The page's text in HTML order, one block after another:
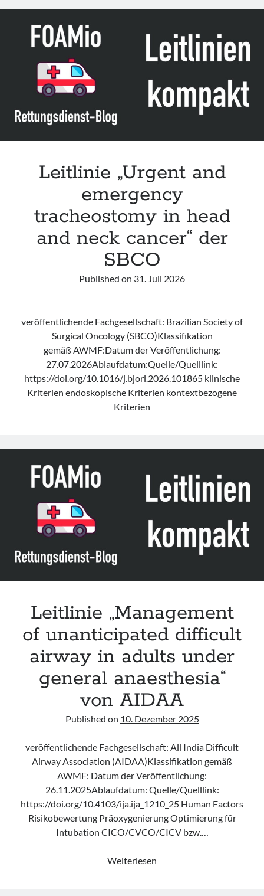
Analgesie
Anästhesie“
der
DGAI
Leitlinie „Urgent and
emergency
tracheostomy in head
and neck cancer“ der
SBCO
Published on 31. Juli 2026
veröffentlichende Fachgesellschaft: Brazilian Society of
Surgical Oncology (SBCO)Klassifikation
gemäß AWMF:Datum der Veröffentlichung:
27.07.2026Ablaufdatum:Quelle/Quelllink:
https://doi.org/10.1016/j.bjorl.2026.101865 klinische
Kriterien endoskopische Kriterien kontextbezogene
Kriterien
Leitlinie „Management
of unanticipated difficult
airway in adults under
general anaesthesia“
von AIDAA
Published on 10. Dezember 2025
veröffentlichende Fachgesellschaft: All India Difficult
Airway Association (AIDAA)Klassifikation gemäß
AWMF: Datum der Veröffentlichung:
26.11.2025Ablaufdatum: Quelle/Quelllink:
https://doi.org/10.4103/ija.ija_1210_25 Human Factors
Risikobewertung Präoxygenierung Optimierung für
Intubation CICO/CVCO/CICV bzw.…
Weiterlesen